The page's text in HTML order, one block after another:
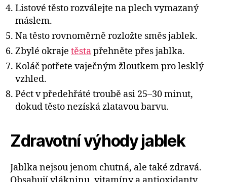
Listové těsto rozválejte na plech vymazaný
máslem.
Na těsto rovnoměrně rozložte směs jablek.
Zbylé okraje těstapřehněte přes jablka.
Koláč potřete vaječným žloutkem pro lesklý
vzhled.
Péct v předehřáté troubě asi 25–30 minut,
dokud těsto nezíská zlatavou barvu.
Zdravotní výhody jablek
Jablka nejsou jenom chutná, ale také zdravá.